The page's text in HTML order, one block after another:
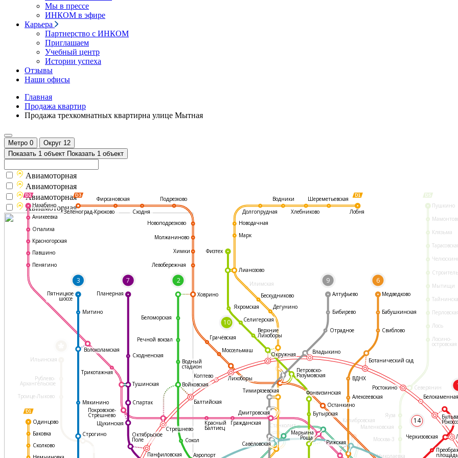
Мы в прессе
ИНКОМ в эфире
Карьера
Партнерство с ИНКОМ
Приглашаем
Учебный центр
Истории успеха
Отзывы
Наши офисы
Главная
Продажа квартир
Продажа трехкомнатных квартирна улице Мытная
Метро 0 Округ 12
Показать 1 объект Показать 1 объект
Илимская
Пушкино
Клязьма
Мытищи
Лось
Лосино-
островская
Северянин
Яуза
Маленковская
Москва-3
Николаевка
Ильинская
Рублево-
Архангельское
Троице-Лыково
Калибровская
Станколит
3 7
14
2 9 6
10
Фирсановская
Сходня
Подрезково
Новоподрезково
Молжаниново
Химки
Левобережная
Ховрино
Грачёвская
Моссельмаш
Останкино
Медведково
Бабушкинская
Свиблово
ВДНХ
Алексеевская
Рижская
Аэропорт
Сокол
Красный
Балтиец
Гражданская
Дмитровская
Коптево Лихоборы
Балтийская
Войковская
Водный
стадион
Сходненская
Трикотажная
Волоколамская
Тушинская
Мякинино
Строгино
Митино
Нахабино
Аникеевка
Опалиха
Красногорская
Павшино
Пенягино
Одинцово
Баковка
Сколково
Пятницкое
шоссе
Планерная
Спартак
Стрешнево
Щукинская
Октябрьское
Поле
Панфиловская
Окружная
Дегунино
Бескудниково
Верхние
Лихоборы
Селигерская
Физтех
Яхромская
Марк
Лианозово
Новодачная
Речной вокзал
Беломорская
Долгопрудная
Водники
Хлебниково
Шереметьевская
Лобня
Тимирязевская
Марьина
Роща
Савёловская
Фонвизинская
Бутырская
Петровско-
Разумовская
Покровское-
Стрешнево
Бибирево
Отрадное
Владыкино
Ботанический сад
Алтуфьево
Ростокино
Черкизовская
площадь
Зеленоград-Крюково
Авиамоторная
Авиамоторная
Авиамоторная
Авиамоторная